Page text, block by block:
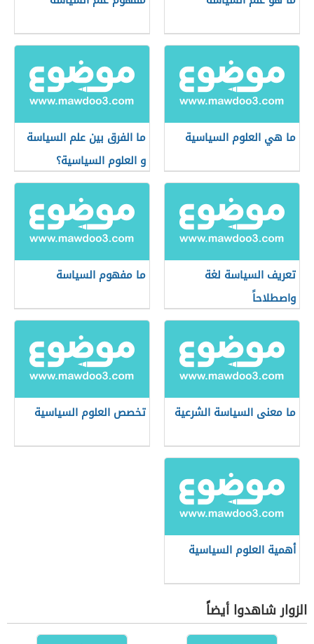
ما هي العلوم السياسية
ما الفرق بين علم السياسة
و العلوم السياسية؟
تعريف السياسة لغة
واصطلاحاً
ما مفهوم السياسة
ما معنى السياسة الشرعية تخصص العلوم السياسية
أهمية العلوم السياسية
الزوار شاهدوا أيضاً